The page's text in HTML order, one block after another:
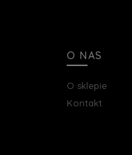
O NAS
O sklepie
Kontakt